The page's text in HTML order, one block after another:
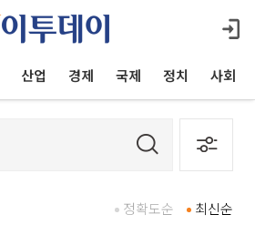
산업 경제 국제 정치 사회
최신순
정확도순